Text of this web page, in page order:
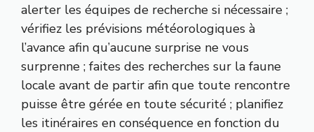
alerter les équipes de recherche si nécessaire ;
vérifiez les prévisions météorologiques à
l’avance afin qu’aucune surprise ne vous
surprenne ; faites des recherches sur la faune
locale avant de partir afin que toute rencontre
puisse être gérée en toute sécurité ; planifiez
les itinéraires en conséquence en fonction du